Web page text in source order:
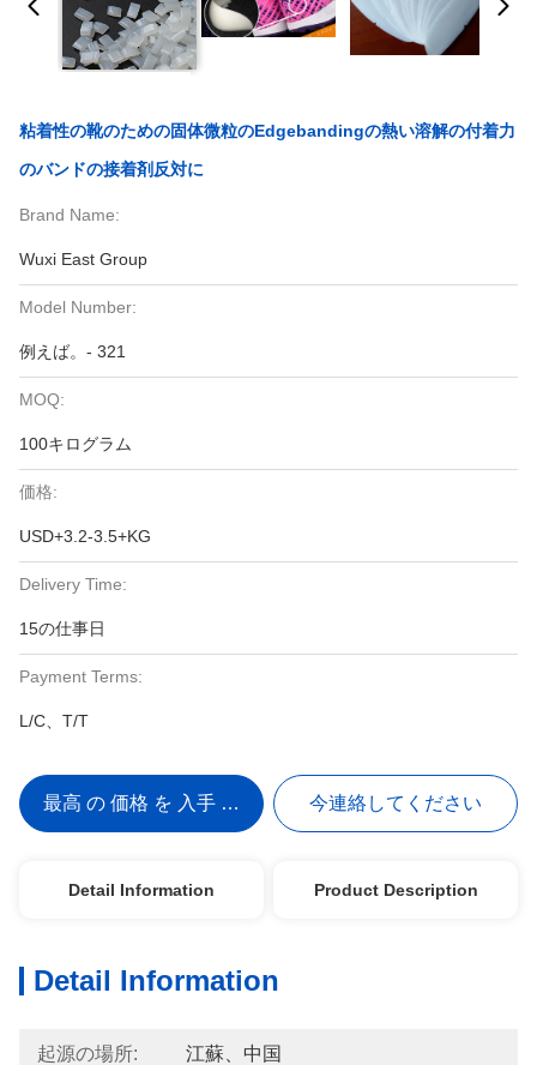
粘着性の靴のための固体微粒のEdgebandingの熱い溶解の付着力
のバンドの接着剤反対に
Brand Name:
Wuxi East Group
Model Number:
例えば。- 321
MOQ:
100キログラム
価格:
USD+3.2-3.5+KG
Delivery Time:
15の仕事日
Payment Terms:
L/C、T/T
最高 の 価格 を 入手 する 今連絡してください
Detail Information Product Description
Detail Information
起源の場所: 江蘇、中国